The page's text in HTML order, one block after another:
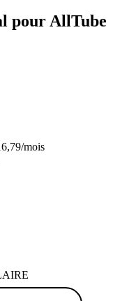
pour AllTube
mois